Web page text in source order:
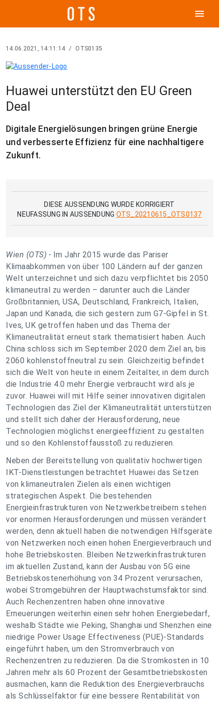
menu
14.06.2021, 14:11:14 / OTS0135
Huawei unterstützt den EU Green
Deal
Digitale Energielösungen bringen grüne Energie
und verbesserte Effizienz für eine nachhaltigere
Zukunft.
DIESE AUSSENDUNG WURDE KORRIGIERT
NEUFASSUNG IN AUSSENDUNG OTS_20210615_OTS0137
Wien (OTS) - Im Jahr 2015 wurde das Pariser
Klimaabkommen von über 100 Ländern auf der ganzen
Welt unterzeichnet und sich dazu verpflichtet bis 2050
klimaneutral zu werden – darunter auch die Länder
Großbritannien, USA, Deutschland, Frankreich, Italien,
Japan und Kanada, die sich gestern zum G7-Gipfel in St.
Ives, UK getroffen haben und das Thema der
Klimaneutralität erneut stark thematisiert haben. Auch
China schloss sich im September 2020 dem Ziel an, bis
2060 kohlenstoffneutral zu sein. Gleichzeitig befindet
sich die Welt von heute in einem Zeitalter, in dem durch
die Industrie 4.0 mehr Energie verbraucht wird als je
zuvor. Huawei will mit Hilfe seiner innovativen digitalen
Technologien das Ziel der Klimaneutralität unterstützen
und stellt sich daher der Herausforderung, neue
Technologien möglichst energieeffizient zu gestalten
und so den Kohlenstoffausstoß zu reduzieren.
Neben der Bereitstellung von qualitativ hochwertigen
IKT-Dienstleistungen betrachtet Huawei das Setzen
von klimaneutralen Zielen als einen wichtigen
strategischen Aspekt. Die bestehenden
Energieinfrastrukturen von Netzwerkbetreibern stehen
vor enormen Herausforderungen und müssen verändert
werden, denn aktuell haben die notwendigen Hilfsgeräte
von Netzwerken noch einen hohen Energieverbrauch und
hohe Betriebskosten. Bleiben Netzwerkinfrastrukturen
im aktuellen Zustand, kann der Ausbau von 5G eine
Betriebskostenerhöhung von 34 Prozent verursachen,
wobei Stromgebühren der Hauptwachstumsfaktor sind.
Auch Rechenzentren haben ohne innovative
Erneuerungen weiterhin einen sehr hohen Energiebedarf,
weshalb Städte wie Peking, Shanghai und Shenzhen eine
niedrige Power Usage Effectiveness (PUE)-Standards
eingeführt haben, um den Stromverbrauch von
Rechenzentren zu reduzieren. Da die Stromkosten in 10
Jahren mehr als 60 Prozent der Gesamtbetriebskosten
ausmachen, kann die Reduktion des Energieverbrauchs
als Schlüsselfaktor für eine bessere Rentabilität von